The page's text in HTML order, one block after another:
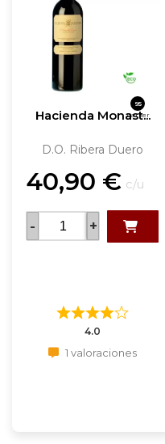
Hacienda Monast...
D.O. Ribera Duero
95
Parker
40,90 € c/u
- +
4.0
1 valoraciones